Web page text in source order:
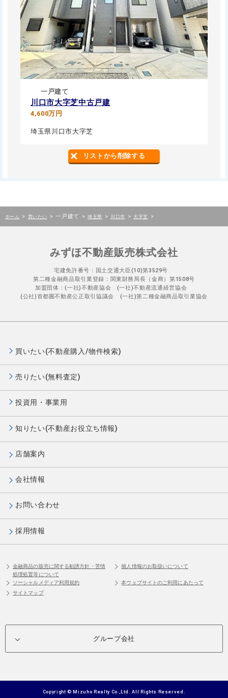
一戸建て
川口市大字芝中古戸建
4,600万円
埼玉県川口市大字芝
リストから削除する
ホーム > 買いたい > 一戸建て > 埼玉県 > 川口市 > 大字芝 >
みずほ不動産販売株式会社
宅建免許番号：国土交通大臣(10)第3529号
第二種金融商品取引業登録：関東財務局長（金商）第1508号
加盟団体：(一社)不動産協会 (一社)不動産流通経営協会
(公社)首都圏不動産公正取引協議会 (一社)第二種金融商品取引業協会
買いたい(不動産購入/物件検索)
売りたい(無料査定)
投資用・事業用
知りたい(不動産お役立ち情報)
店舗案内
会社情報
お問い合わせ
採用情報
金融商品の販売に関する勧誘方針・苦情
処理処置等について
個人情報のお取扱いについて
ソーシャルメディア利用規約
本ウェブサイトのご利用にあたって
サイトマップ
グループ会社
Copyright © Mizuho Realty Co.,Ltd. All Rights Reserved.